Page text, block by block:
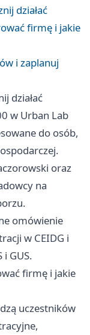
działać
firmę i jakie
i zaplanuj
działać
w Urban Lab
do osób,
oraz
na
omówienie
w CEIDG i
i GUS.
firmę i jakie
uczestników